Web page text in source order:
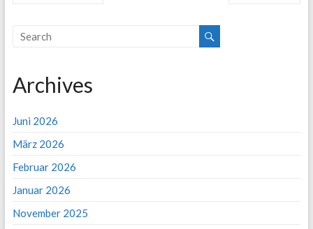
Archives
Juni 2026
März 2026
Februar 2026
Januar 2026
November 2025